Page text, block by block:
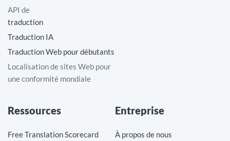
API de
traduction
Traduction IA
Traduction Web pour débutants
Localisation de sites Web pour
une conformité mondiale
Ressources
Free Translation Scorecard
Entreprise
À propos de nous